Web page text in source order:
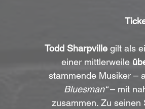
Todd Sharpville gilt als
einer mittlerweile
stammende Musiker –
Bluesman“ – mit
zusammen. Zu seinen